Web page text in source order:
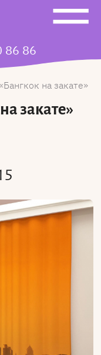
86 86
Бангкок на закате
закате»